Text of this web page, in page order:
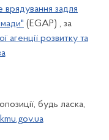
врядування задля
(EGAP) , за
агенції розвитку та
будь ласка,